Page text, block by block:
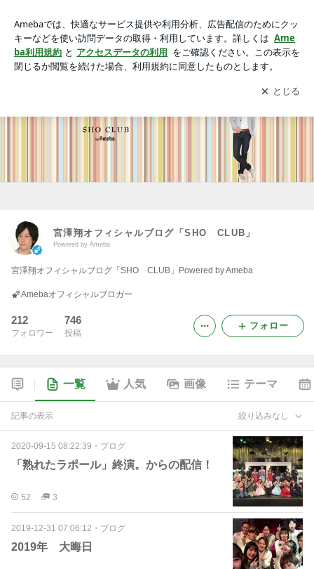
アプリをダウンロードして ブログの更新通知
を受け取りまし
ょう。
開く
宮澤翔オフィシャルブログ「SHO CLUB」
Powered by Ameba
宮澤翔オフィシャルブログ「SHO CLUB」Powered by Ameba
Amebaオフィシャルブロガー
212
フォロワー
746
投稿
フォロー
一覧 人気 画像 テーマ
記事の表示 絞り込みなし
2020-09-15 08:22:39 ・ ブログ
「熟れたラポール」終演。からの配信！
52 3
2019-12-31 07:06:12 ・ ブログ
2019年 大晦日